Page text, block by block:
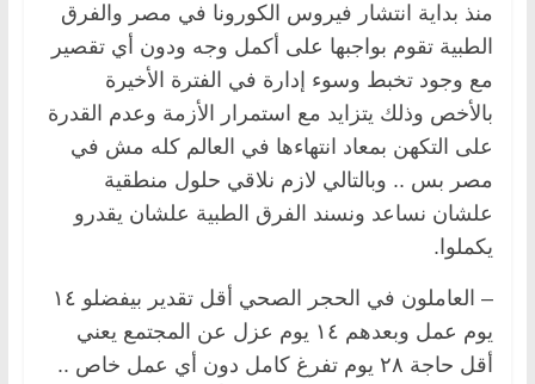
منذ بداية انتشار فيروس الكورونا في مصر والفرق
الطبية تقوم بواجبها على أكمل وجه ودون أي تقصير
مع وجود تخبط وسوء إدارة في الفترة الأخيرة
بالأخص وذلك يتزايد مع استمرار الأزمة وعدم القدرة
على التكهن بمعاد انتهاءها في العالم كله مش في
مصر بس .. وبالتالي لازم نلاقي حلول منطقية
علشان نساعد ونسند الفرق الطبية علشان يقدرو
يكملوا.
– العاملون في الحجر الصحي أقل تقدير بيفضلو ١٤
يوم عمل وبعدهم ١٤ يوم عزل عن المجتمع يعني
أقل حاجة ٢٨ يوم تفرغ كامل دون أي عمل خاص ..